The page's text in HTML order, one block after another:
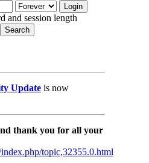
and session length
Update is now
thank you for all your
topic,32355.0.html